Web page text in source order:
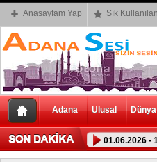
Anasayfam Yap Sık
Adana Ulusal Dünya
01.06.2026 -